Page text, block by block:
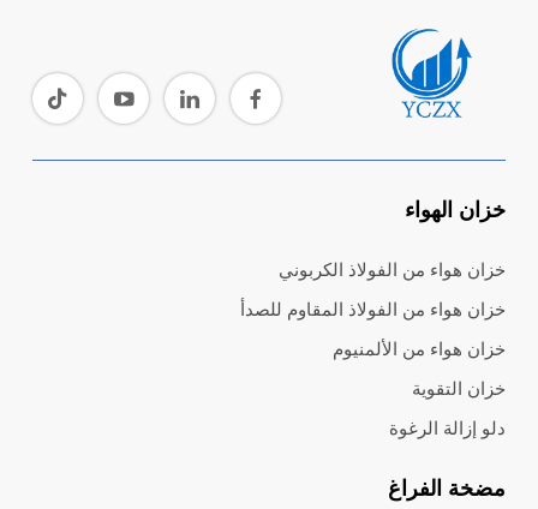
خزان الهواء
خزان هواء من الفولاذ الكربوني
خزان هواء من الفولاذ المقاوم للصدأ
خزان هواء من الألمنيوم
خزان التقوية
دلو إزالة الرغوة
مضخة الفراغ